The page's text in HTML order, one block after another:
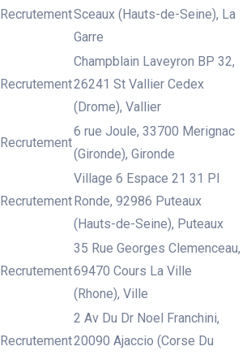
RecrutementSceaux (Hauts-de-Seine), La
Garre
Recrutement
Champblain Laveyron BP 32,
26241 St Vallier Cedex
(Drome), Vallier
Recrutement
6 rue Joule, 33700 Merignac
(Gironde), Gironde
Recrutement
Village 6 Espace 21 31 Pl
Ronde, 92986 Puteaux
(Hauts-de-Seine), Puteaux
Recrutement
35 Rue Georges Clemenceau,
69470 Cours La Ville
(Rhone), Ville
Recrutement
2 Av Du Dr Noel Franchini,
20090 Ajaccio (Corse Du